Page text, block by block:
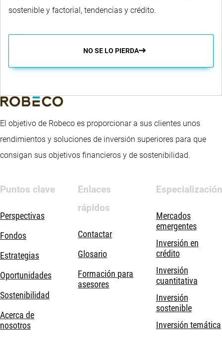
sostenible y factorial, tendencias y crédito.
NO SE LO PIERDA
El objetivo de Robeco es proporcionar a sus clientes unos
rendimientos y soluciones de inversión superiores para que
consigan sus objetivos financieros y de sostenibilidad.
Puntos clave
Perspectivas
Fondos
Estrategias
Oportunidades
Sostenibilidad
Acerca de
nosotros
Enlaces
rápidos
Contactar
Glosario
Formación para
asesores
Especialización
Mercados
emergentes
Inversión en
crédito
Inversión
cuantitativa
Inversión
sostenible
Inversión temática